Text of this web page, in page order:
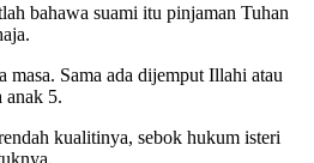
bahawa suami itu pinjaman Tuhan
Sama ada dijemput Illahi atau
anak 5.
kualitinya, sebok hukum isteri